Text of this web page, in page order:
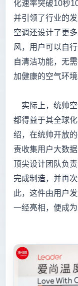
化速率突破10秒
并引领了行业的
空调还设计了更
风，用户可以自
自清洁功能，无
加健康的空气环境
实际上，统帅空
都得益于其全球
绍，在统帅开放
责收集用户大数
顶尖设计团队负
完成制造，并再
此，这件由用户
一经亮相，便成